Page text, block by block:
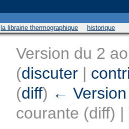
la librairie thermographique historique
Version du 2
(discuter |
(diff) ←
courante (diff)